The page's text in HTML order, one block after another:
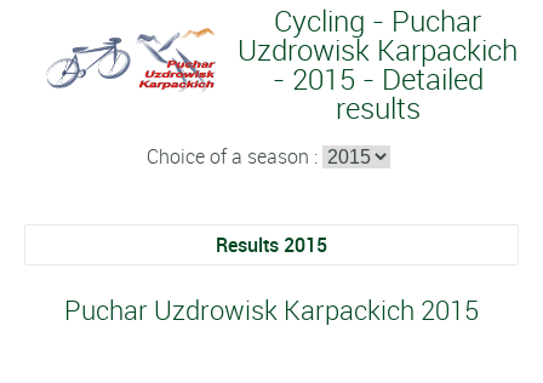
Cycling - Puchar
Uzdrowisk Karpackich
- 2015 - Detailed
results
Choice of a season :
Results 2015
Puchar Uzdrowisk Karpackich 2015